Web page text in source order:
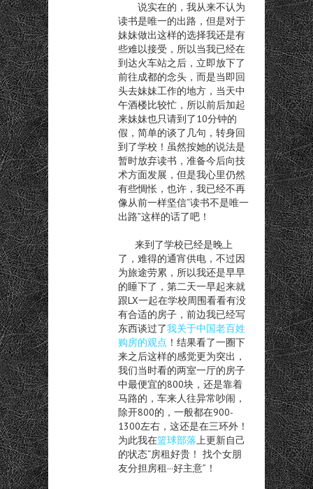
说实在的，我从来不认为
读书是唯一的出路，但是对于
妹妹做出这样的选择我还是有
些难以接受，所以当我已经在
到达火车站之后，立即放下了
前往成都的念头，而是当即回
头去妹妹工作的地方，当天中
午酒楼比较忙，所以前后加起
来妹妹也只请到了10分钟的
假，简单的谈了几句，转身回
到了学校！虽然按她的说法是
暂时放弃读书，准备今后向技
术方面发展，但是我心里仍然
有些惆怅，也许，我已经不再
像从前一样坚信“读书不是唯一
出路”这样的话了吧！
来到了学校已经是晚上
了，难得的通宵供电，不过因
为旅途劳累，所以我还是早早
的睡下了，第二天一早起来就
跟LX一起在学校周围看看有没
有合适的房子，前边我已经写
东西谈过了我关于中国老百姓
购房的观点 ！结果看了一圈下
来之后这样的感觉更为突出，
我们当时看的两室一厅的房子
中最便宜的800块，还是靠着
马路的，车来人往异常吵闹，
除开800的，一般都在900-
1300左右，这还是在三环外！
为此我在篮球部落上更新自己
的状态“房租好贵！ 找个女朋
友分担房租···好主意”！